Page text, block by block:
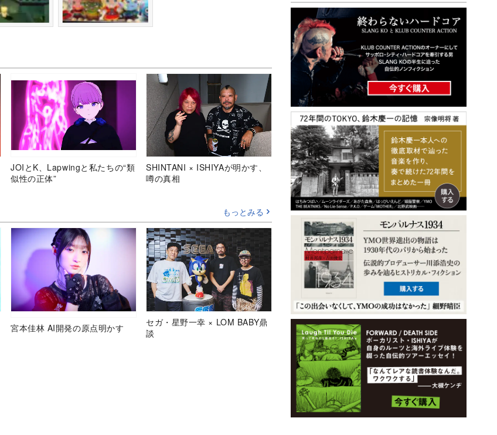
JOIとK、Lapwingと私たちの“類
似性の正体”
SHINTANI × ISHIYAが明かす、
噂の真相
もっとみる
宮本佳林 AI開発の原点明かす
セガ・星野一幸 × LOM BABY鼎
談